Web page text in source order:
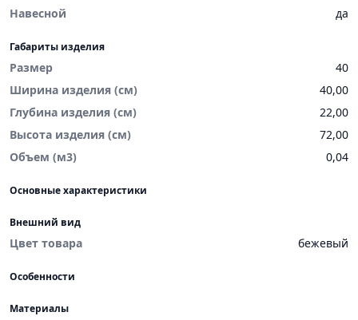
Навесной да
Габариты изделия
Размер
40
Ширина изделия (см)
40,00
Глубина изделия (см)
22,00
Высота изделия (см)
72,00
Объем (м3)
0,04
Основные характеристики
Внешний вид
Цвет товара бежевый
Особенности
Материалы